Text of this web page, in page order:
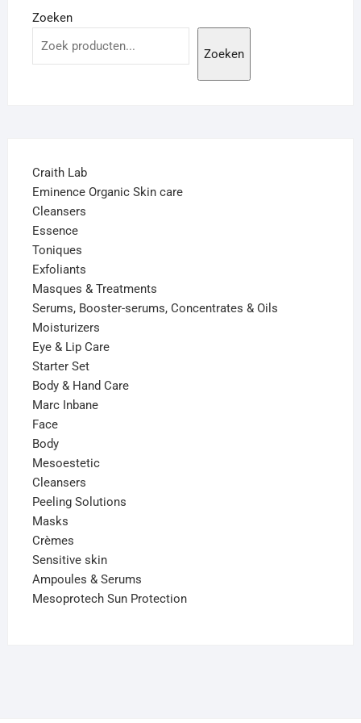
Zoeken
Zoeken
Craith Lab
Eminence Organic Skin care
Cleansers
Essence
Toniques
Exfoliants
Masques & Treatments
Serums, Booster-serums, Concentrates & Oils
Moisturizers
Eye & Lip Care
Starter Set
Body & Hand Care
Marc Inbane
Face
Body
Mesoestetic
Cleansers
Peeling Solutions
Masks
Crèmes
Sensitive skin
Ampoules & Serums
Mesoprotech Sun Protection